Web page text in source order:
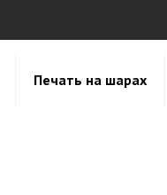
Печать на шарах